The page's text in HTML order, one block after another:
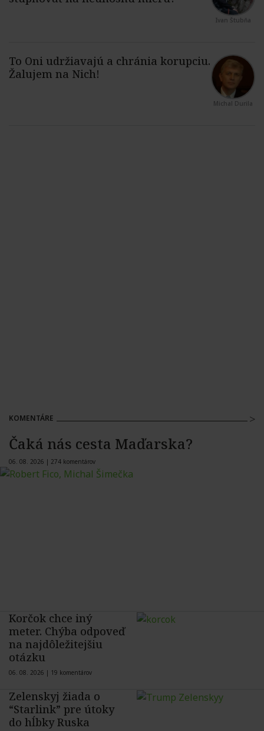
Ivan Štubňa
Michal Durila
KOMENTÁRE
Čaká nás cesta Maďarska?
06. 08. 2026 | 274 komentárov
Korčok chce iný
meter. Chýba odpoveď
na najdôležitejšiu
otázku
06. 08. 2026 | 19 komentárov
Zelenskyj žiada o
“Starlink” pre útoky
do hĺbky Ruska